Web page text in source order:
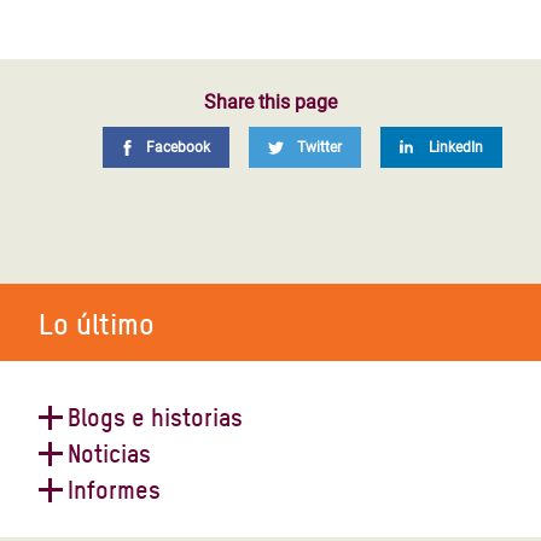
Share this page
Facebook Twitter LinkedIn
Lo último
Blogs e historias
Publicación sobre el clima:
Noticias
Informes